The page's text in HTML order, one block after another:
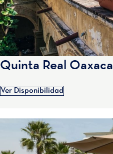
Quinta Real Oaxaca
Ver Disponibilidad